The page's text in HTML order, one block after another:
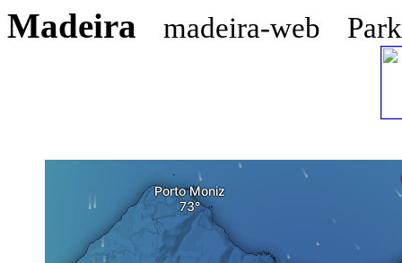
Madeira madeira-web